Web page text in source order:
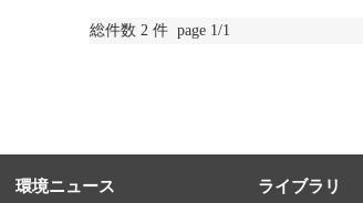
総件数 2 件 page 1/1
環境ニュース ライブラリ